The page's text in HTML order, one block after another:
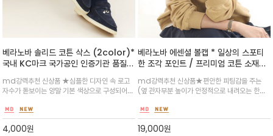
베라노바 솔리드 코튼 삭스 (2color)*
국내 KC마크 국가공인 인증기관 품질검
사 인증 받은 곳에서 제작한 ~디테일과
고급기술로 잘 짜여진 ~ 믿고 신으셔요
^^(아틸아민 함유합격/폼알데하이트
함유합격)
md강력추천 신상품 ★심플한 디자인 속 로고
자수가 돋보이는 양말 기본 색상으로 구성되어
발목을 안정적으로 잡아주어 흘러내리지 않고 편
안합니다
4,000원
베라노바 에센셜 볼캡 * 일상의 스포티
한 조각 포인트 / 프리미엄 코튼 소재
(워싱가공) 프론트 컬러 레터링 자수 포
인트를 더한 스트리트 볼캡/남여노소 유
니섹스 아이템
md강력추천 신상품★편안한 피팅감을 주는
(옆 관자부분 높이가 안정적으로 내려오는 한국
/일상성과 실용성을 바탕으로 사소한 일상 여유
를 함께 하는 의미를 담아 볼캡을 제작~데일리 스
타일링
19,000원